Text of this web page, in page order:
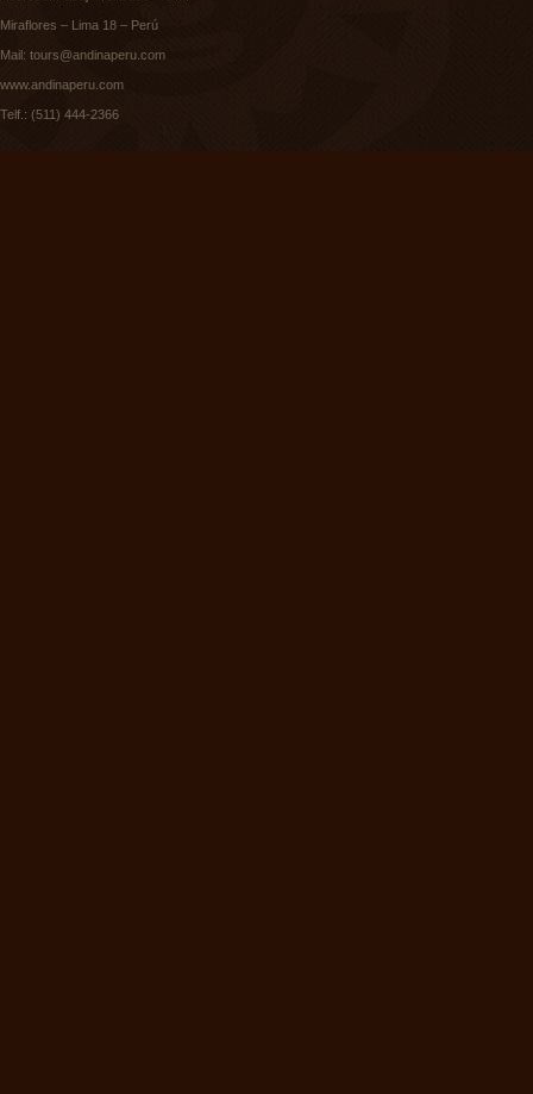
Miraflores – Lima 18 – Perú
Mail: tours@andinaperu.com
www.andinaperu.com
Telf.: (511) 444-2366